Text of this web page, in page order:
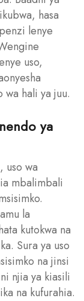
hasa
lenye
uso,
hali ya juu.
ya
uso wa
mbalimbali
la
kutokwa na
Sura ya uso
na jinsi
njia ya kiasili
na kufurahia.